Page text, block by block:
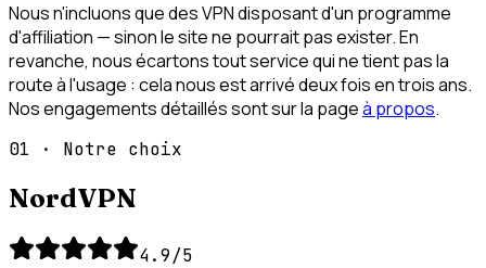
Nous n'incluons que des VPN disposant d'un programme
d'affiliation — sinon le site ne pourrait pas exister. En
revanche, nous écartons tout service qui ne tient pas la
route à l'usage : cela nous est arrivé deux fois en trois ans.
Nos engagements détaillés sont sur la pageà propos.
01 · Notre choix
NordVPN
4.9/5